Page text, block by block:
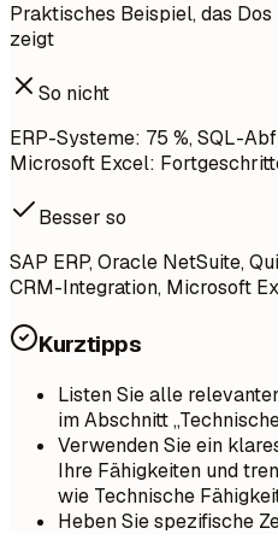
Praktisches Beispiel, das
zeigt
So nicht
ERP-Systeme: 75 %, SQL-
Microsoft Excel:
Besser so
SAP ERP, Oracle NetSuite,
CRM-Integration, Microsoft
Kurztipps
Listen Sie alle
im Abschnitt
Verwenden Sie ein
Ihre Fähigkeiten und
wie Technische
Heben Sie spezifische